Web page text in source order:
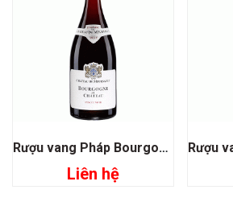
Rượu vang Pháp Bourgogne Du Chateau
Liên hệ